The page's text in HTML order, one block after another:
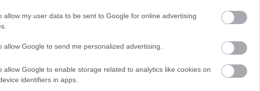
allow my user data to be sent to Google for online advertising
allow Google to send me personalized advertising.
allow Google to enable storage related to analytics like cookies on
identifiers in apps.
úrral is, hiszen a mostani
eljárni, jól segíteni, mert fontos, hogy
biztonsága érdekében, hogy jól
mindannyiunknak, a lakosságnak is és
is"- zárta a tájékoztatót Nemény
DE